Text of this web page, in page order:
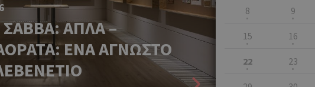
ΑΠΛΑ –
ΕΝΑ ΑΓΝΩΣΤΟ
8 9
15 16
22 23